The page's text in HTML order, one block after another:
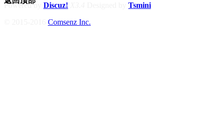
Powered by Discuz!
Tsmini
Comsenz Inc.